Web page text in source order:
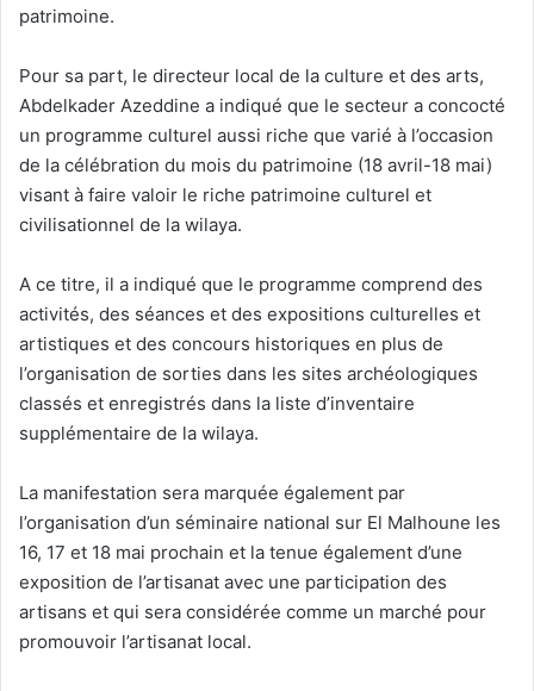
patrimoine.
Pour sa part, le directeur local de la culture et des arts,
Abdelkader Azeddine a indiqué que le secteur a concocté
un programme culturel aussi riche que varié à l’occasion
de la célébration du mois du patrimoine (18 avril-18 mai)
visant à faire valoir le riche patrimoine culturel et
civilisationnel de la wilaya.
A ce titre, il a indiqué que le programme comprend des
activités, des séances et des expositions culturelles et
artistiques et des concours historiques en plus de
l’organisation de sorties dans les sites archéologiques
classés et enregistrés dans la liste d’inventaire
supplémentaire de la wilaya.
La manifestation sera marquée également par
l’organisation d’un séminaire national sur El Malhoune les
16, 17 et 18 mai prochain et la tenue également d’une
exposition de l’artisanat avec une participation des
artisans et qui sera considérée comme un marché pour
promouvoir l’artisanat local.